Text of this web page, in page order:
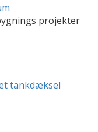
projekter
tankdæksel